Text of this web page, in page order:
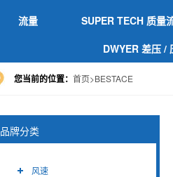
流量
SUPER TECH 质量
DWYER 差压 /
您当前的位置： 首页 BESTACE
品牌分类
风速